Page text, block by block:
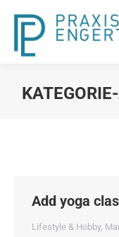
Add yoga
Lifestyle & Hobby,